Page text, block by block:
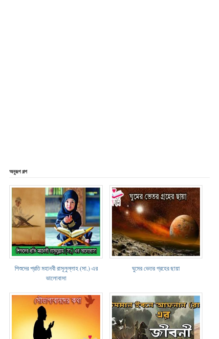
অনুরূপ গল্প
শিশুদের প্রতি মহানবী রাসূলুল্লাহ (সা.) এর
ভালোবাসা
ঘুমের ভেতর গ্রহের ছায়া